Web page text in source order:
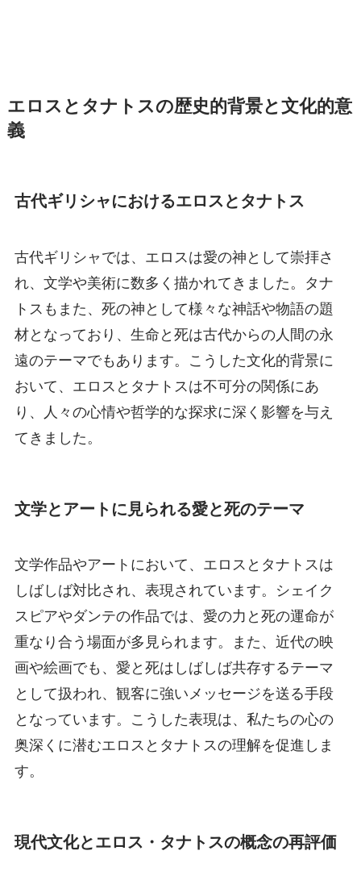
エロスとタナトスの歴史的背景と文化的意
義
古代ギリシャにおけるエロスとタナトス
古代ギリシャでは、エロスは愛の神として崇拝さ
れ、文学や美術に数多く描かれてきました。タナ
トスもまた、死の神として様々な神話や物語の題
材となっており、生命と死は古代からの人間の永
遠のテーマでもあります。こうした文化的背景に
おいて、エロスとタナトスは不可分の関係にあ
り、人々の心情や哲学的な探求に深く影響を与え
てきました。
文学とアートに見られる愛と死のテーマ
文学作品やアートにおいて、エロスとタナトスは
しばしば対比され、表現されています。シェイク
スピアやダンテの作品では、愛の力と死の運命が
重なり合う場面が多見られます。また、近代の映
画や絵画でも、愛と死はしばしば共存するテーマ
として扱われ、観客に強いメッセージを送る手段
となっています。こうした表現は、私たちの心の
奥深くに潜むエロスとタナトスの理解を促進しま
す。
現代文化とエロス・タナトスの概念の再評価